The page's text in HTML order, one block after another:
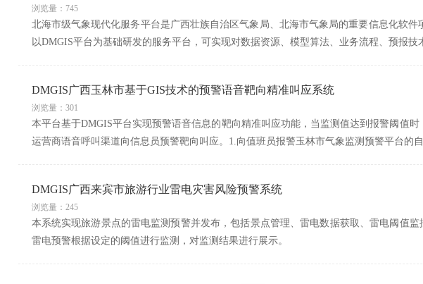
浏览量：745
北海市级气象现代化服务平台是广西壮族自治区气象局、北海市气象局的重要信息化软
以DMGIS平台为基础研发的服务平台，可实现对数据资源、模型算法、业务流程、预报
DMGIS广西玉林市基于GIS技术的预警语音靶向精准叫应系统
浏览量：301
本平台基于DMGIS平台实现预警语音信息的靶向精准叫应功能，当监测值达到报警阈值
运营商语音呼叫渠道向信息员预警靶向叫应。1.向值班员报警玉林市气象监测预警平台的
DMGIS广西来宾市旅游行业雷电灾害风险预警系统
浏览量：245
本系统实现旅游景点的雷电监测预警并发布，包括景点管理、雷电数据获取、雷电阈值
雷电预警根据设定的阈值进行监测，对监测结果进行展示。